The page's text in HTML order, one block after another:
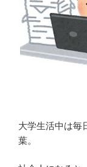
大学生活中は毎
葉。